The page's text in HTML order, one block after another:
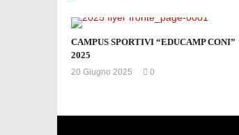
CAMPUS SPORTIVI “EDUCAMP CONI”
2025
20 Giugno 2025
0